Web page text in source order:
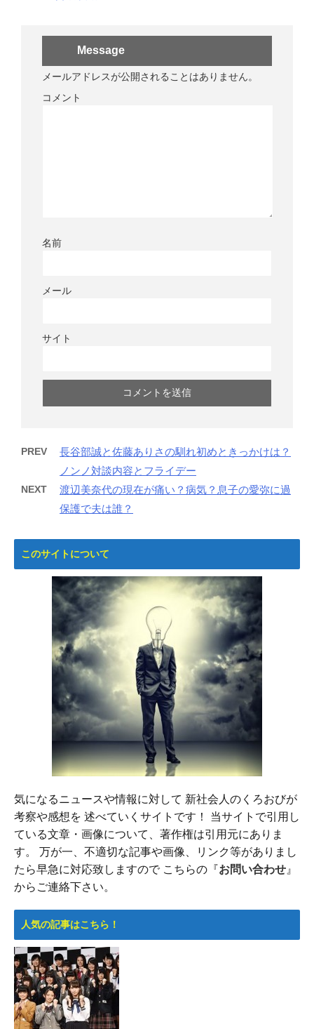
Message
メールアドレスが公開されることはありません。
コメント
名前
メール
サイト
PREV
長谷部誠と佐藤ありさの馴れ初めときっかけは？
ノンノ対談内容とフライデー
NEXT
渡辺美奈代の現在が痛い？病気？息子の愛弥に過
保護で夫は誰？
このサイトについて
気になるニュースや情報に対して 新社会人のくろおびが
考察や感想を 述べていくサイトです！ 当サイトで引用し
ている文章・画像について、著作権は引用元にありま
す。 万が一、不適切な記事や画像、リンク等がありまし
たら早急に対応致しますので こちらの『お問い合わせ 』
からご連絡下さい。
人気の記事はこちら！